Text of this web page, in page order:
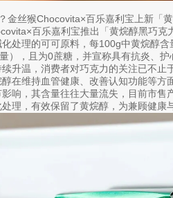
金丝猴Chocovita×百乐嘉利宝上新「黄
百乐嘉利宝推出「黄烷醇黑巧克
处理的可可原料，每100g中黄烷醇
），且为0蔗糖，并宣称具有抗炎、护
升温，消费者对巧克力的关注已不
在维持血管健康、改善认知功能等方
响，其含量往往大量流失，目前市售
理，有效保留了黄烷醇，为兼顾健康